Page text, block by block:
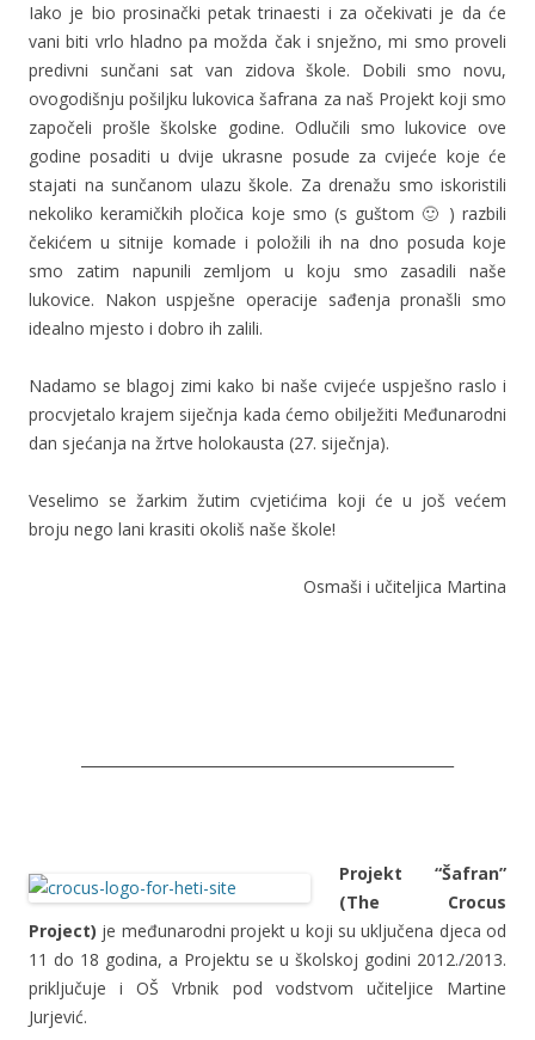
Iako je bio prosinački petak trinaesti i za očekivati je da će
vani biti vrlo hladno pa možda čak i snježno, mi smo proveli
predivni sunčani sat van zidova škole. Dobili smo novu,
ovogodišnju pošiljku lukovica šafrana za naš Projekt koji smo
započeli prošle školske godine. Odlučili smo lukovice ove
godine posaditi u dvije ukrasne posude za cvijeće koje će
stajati na sunčanom ulazu škole. Za drenažu smo iskoristili
nekoliko keramičkih pločica koje smo (s guštom 🙂 ) razbili
čekićem u sitnije komade i položili ih na dno posuda koje
smo zatim napunili zemljom u koju smo zasadili naše
lukovice. Nakon uspješne operacije sađenja pronašli smo
idealno mjesto i dobro ih zalili.
Nadamo se blagoj zimi kako bi naše cvijeće uspješno raslo i
procvjetalo krajem siječnja kada ćemo obilježiti Međunarodni
dan sjećanja na žrtve holokausta (27. siječnja).
Veselimo se žarkim žutim cvjetićima koji će u još većem
broju nego lani krasiti okoliš naše škole!
Osmaši i učiteljica Martina
Projekt “Šafran”
(The Crocus
Project) je međunarodni projekt u koji su uključena djeca od
11 do 18 godina, a Projektu se u školskoj godini 2012./2013.
priključuje i OŠ Vrbnik pod vodstvom učiteljice Martine
Jurjević.